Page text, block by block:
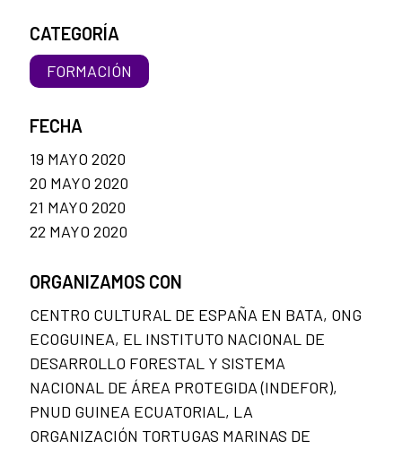
CATEGORÍA
FORMACIÓN
FECHA
19 MAYO 2020
20 MAYO 2020
21 MAYO 2020
22 MAYO 2020
ORGANIZAMOS CON
CENTRO CULTURAL DE ESPAÑA EN BATA, ONG
ECOGUINEA, EL INSTITUTO NACIONAL DE
DESARROLLO FORESTAL Y SISTEMA
NACIONAL DE ÁREA PROTEGIDA (INDEFOR),
PNUD GUINEA ECUATORIAL, LA
ORGANIZACIÓN TORTUGAS MARINAS DE